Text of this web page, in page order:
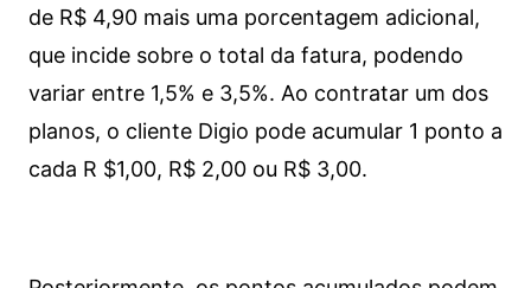
de R$ 4,90 mais uma porcentagem adicional,
que incide sobre o total da fatura, podendo
variar entre 1,5% e 3,5%. Ao contratar um dos
planos, o cliente Digio pode acumular 1 ponto a
cada R $1,00, R$ 2,00 ou R$ 3,00.